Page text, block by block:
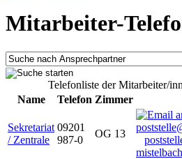
Mitarbeiter-
Telefonliste der Mitarbeiter/
Name
Telefon Zimmer
Sekretariat
/ Zentrale
09201
987-0
OG 13